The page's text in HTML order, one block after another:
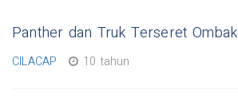
Panther dan Truk Terseret Ombak
CILACAP 10 tahun